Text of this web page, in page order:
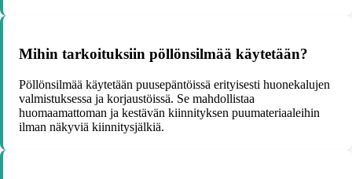
Mihin tarkoituksiin pöllönsilmää käytetään?
Pöllönsilmää käytetään puusepäntöissä erityisesti huonekalujen
valmistuksessa ja korjaustöissä. Se mahdollistaa
huomaamattoman ja kestävän kiinnityksen puumateriaaleihin
ilman näkyviä kiinnitysjälkiä.